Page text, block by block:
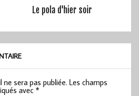
Le pola d'hier soir
sera pas publiée. Les champs
avec*